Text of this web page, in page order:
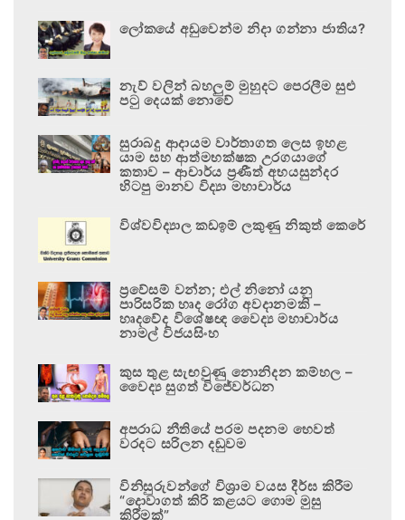
ලෝකයේ අඩුවෙන්ම නිදා ගන්නා ජාතිය?
නැව් වලින් බහලුම් මුහුදට පෙරලීම සුළු
පටු දෙයක් නොවේ
සුරාබදු ආදායම වාර්තාගත ලෙස ඉහළ
යාම සහ ආත්මභක්ෂක උරගයාගේ
කතාව – ආචාර්ය ප්‍රණීත් අභයසුන්දර
හිටපු මානව විද්‍යා මහාචාර්ය
විශ්වවිද්‍යාල කඩඉම් ලකුණු නිකුත් කෙරේ
ප්‍රවේසම් වන්න; එල් නිනෝ යනු
පාරිසරික හෘද රෝග අවදානමකි –
හෘදවේද විශේෂඥ වෛද්‍ය මහාචාර්ය
නාමල් විජයසිංහ
කුස තුළ සැඟවුණු නොනිදන කම්හල –
වෛද්‍ය සුගත් විජේවර්ධන
අපරාධ නීතියේ පරම පදනම හෙවත්
වරදට සරිලන දඬුවම
විනිසුරුවන්ගේ විශ්‍රාම වයස දීර්ඝ කිරීම
“දොවාගත් කිරි කළයට ගොම මුසු
කිරීමක්”